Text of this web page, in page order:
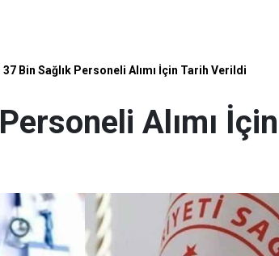
37 Bin Sağlık Personeli Alımı İçin Tarih Verildi
Alımı